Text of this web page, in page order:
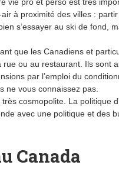
à proximité des villes :
s’essayer au ski de fond,
que les Canadiens et
ou au restaurant. Ils sont
par l’emploi du
ne vous connaissez pas.
cosmopolite. La politique
avec une politique et des
Canada